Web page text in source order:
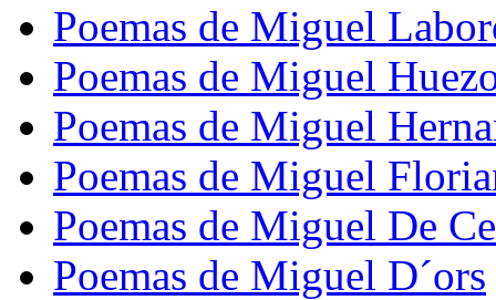
Poemas de Miguel
Poemas de Miguel
Poemas de Miguel
Poemas de Miguel
Poemas de Miguel De
Poemas de Miguel D´ors